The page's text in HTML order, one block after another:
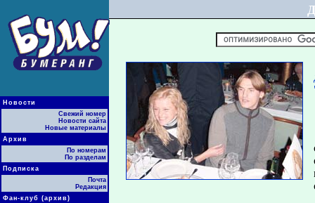
Новости
Свежий номер
Новости сайта
Новые материалы
Архив
По номерам
По разделам
Подписка
Почта
Редакция
Фан-клуб (архив)